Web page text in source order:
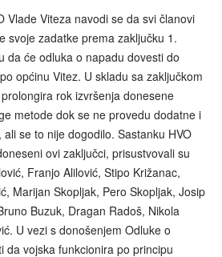
Vlade Viteza navodi se da svi članovi
svoje zadatke prema zaključku 1.
da će odluka o napadu dovesti do
općinu Vitez. U skladu sa zaključkom
rok izvršenja donesene
metode dok se ne provedu dodatne i
se to nije dogodilo. Sastanku HVO
ovi zaključci, prisustvovali su
Franjo Alilović, Stipo Križanac,
Marijan Skopljak, Pero Skopljak, Josip
Buzuk, Dragan Radoš, Nikola
U vezi s donošenjem Odluke o
da vojska funkcionira po principu